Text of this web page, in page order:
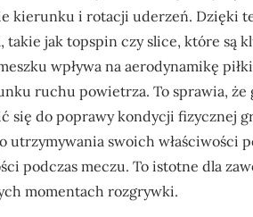
kierunku i rotacji uderzeń. Dzięki
jak topspin czy slice, które są
wpływa na aerodynamikę
ruchu powietrza. To sprawia, że
się do poprawy kondycji fizycznej
utrzymywania swoich właściwości
podczas meczu. To istotne dla
momentach rozgrywki.